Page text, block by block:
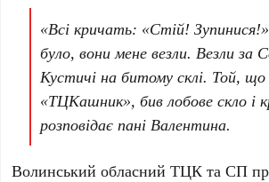
«Всі кричать: «Стій!
було, вони мене везли. Везли за
Кустичі на битому склі. Той, що
«ТЦКашник», бив лобове скло і
розповідає пані Валентина.
Волинський обласний ТЦК та СП